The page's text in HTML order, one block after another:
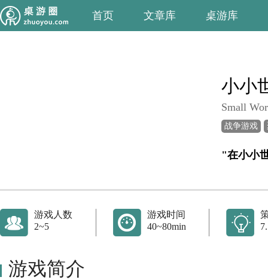
首页 文章库 桌游库
小小
Small
战争游戏
游戏人数
2~5
游戏时间
40~80min
游戏简介